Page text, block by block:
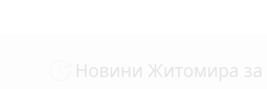
Новини Житомира за